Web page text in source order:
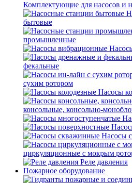
Комплектующие для насосов и
бытовые
промышленные
фекальные
сухим ротором
Насосы
консольные, консольно-
Насосы
циркуляционные с мокрым
Реле давления
Пожарное оборудование